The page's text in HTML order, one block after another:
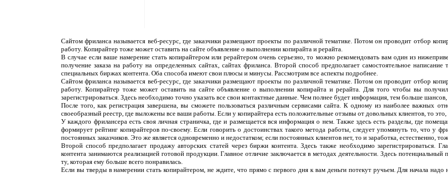
Сайтом фриланса называется веб-ресурс, где заказчики размещают проекты по различной тематике. Потом он проводит отбор
работу. Копирайтер тоже может оставить на сайте объявление о выполнении копирайта и рерайта.
В случае если ваше намерение стать копирайтером или рерайтером очень серьезно, то можно рекомендовать вам один из
получение заказа на работу на определенных сайтах, сайтах фриланса. Второй способ предполагает самостоятельное
специальных биржах контента. Оба способа имеют свои плюсы и минусы. Рассмотрим все аспекты подробнее.
Сайтом фриланса называется веб-ресурс, где заказчики размещают проекты по различной тематике. Потом он проводит отбор
работу. Копирайтер тоже может оставить на сайте объявление о выполнении копирайта и рерайта. Для того чтобы вы
зарегистрироваться. Здесь необходимо точно указать все свои контактные данные. Чем полнее будет информация, тем больше шансов,
После того, как регистрация завершена, вы сможете пользоваться различным сервисами сайта. К одному из наиболее важных
своеобразный реестр, где выложены все ваши работы. Если у копирайтера есть положительные отзывы от довольных клиентов, то
У каждого фрилансера есть своя личная страничка, где и размещается вся информация о нем. Также здесь есть разделы, где
формирует рейтинг копирайтеров по-своему. Если говорить о достоинствах такого метода работы, следует упомянуть то, что у
постоянных заказчиков. Это же является одновременно и недостатком; если постоянных клиентов нет, то и заработка, естественно,
Второй способ предполагает продажу авторских статей через биржи контента. Здесь также необходимо зарегистрироваться.
контента занимаются реализацией готовой продукции. Главное отличие заключается в методах деятельности. Здесь
ту, которая ему больше всего понравилась.
Если вы тверды в намерении стать копирайтером, не ждите, что прямо с первого дня к вам деньги потекут ручьем. Для начала